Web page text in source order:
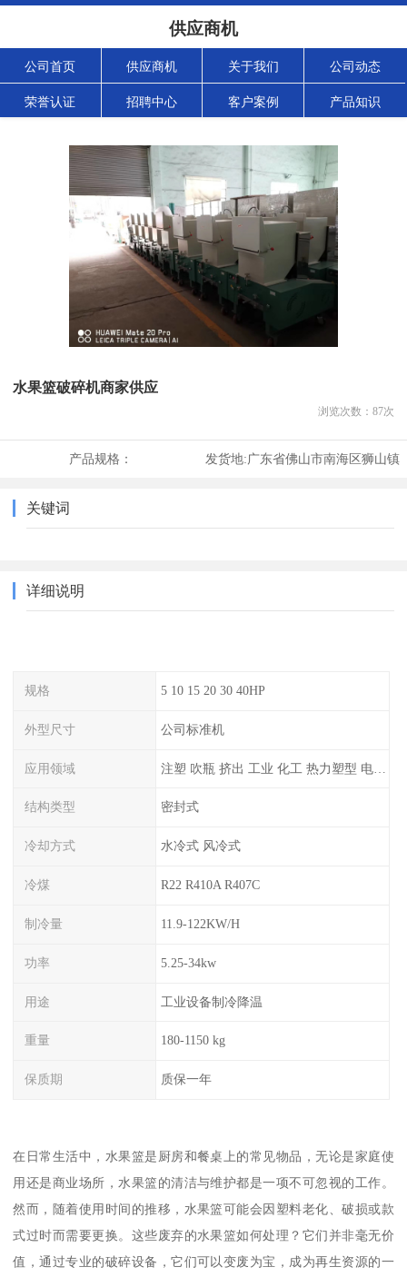
供应商机
公司首页 供应商机 关于我们 公司动态
荣誉认证 招聘中心 客户案例 产品知识
水果篮破碎机商家供应
浏览次数： 87次
产品规格： 发货地:广东省佛山市南海区狮山镇
关键词
详细说明
规格 5 10 15 20 30 40HP
外型尺寸 公司标准机
应用领域 注塑 吹瓶 挤出 工业 化工 热力塑型 电镀等
结构类型 密封式
冷却方式 水冷式 风冷式
冷煤 R22 R410A R407C
制冷量 11.9-122KW/H
功率 5.25-34kw
用途 工业设备制冷降温
重量 180-1150 kg
保质期 质保一年
在日常生活中，水果篮是厨房和餐桌上的常见物品，无论是家庭使
用还是商业场所，水果篮的清洁与维护都是一项不可忽视的工作。
然而，随着使用时间的推移，水果篮可能会因塑料老化、破损或款
式过时而需要更换。这些废弃的水果篮如何处理？它们并非毫无价
值，通过专业的破碎设备，它们可以变废为宝，成为再生资源的一